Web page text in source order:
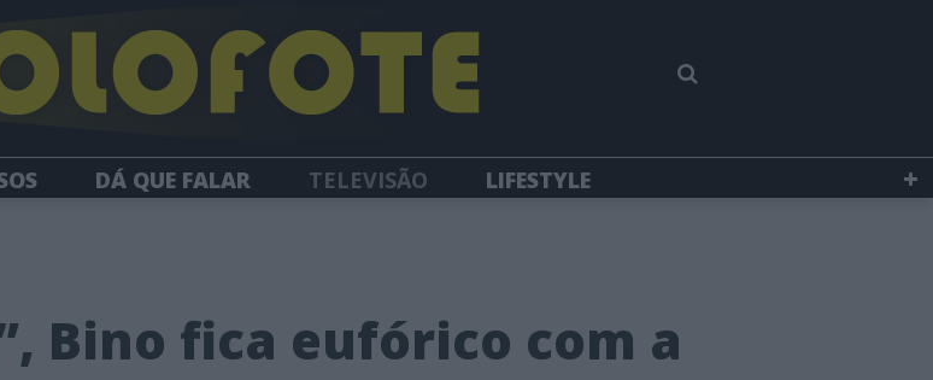
DÁ QUE FALAR TELEVISÃO
LIFESTYLE
Bino fica eufórico com a